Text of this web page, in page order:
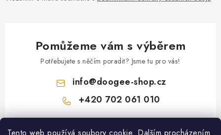
Pomůžeme vám s výběrem
Potřebujete s něčím poradit? Jsme tu pro vás!
info@doogee-shop.cz
+420 702 061 010
Z